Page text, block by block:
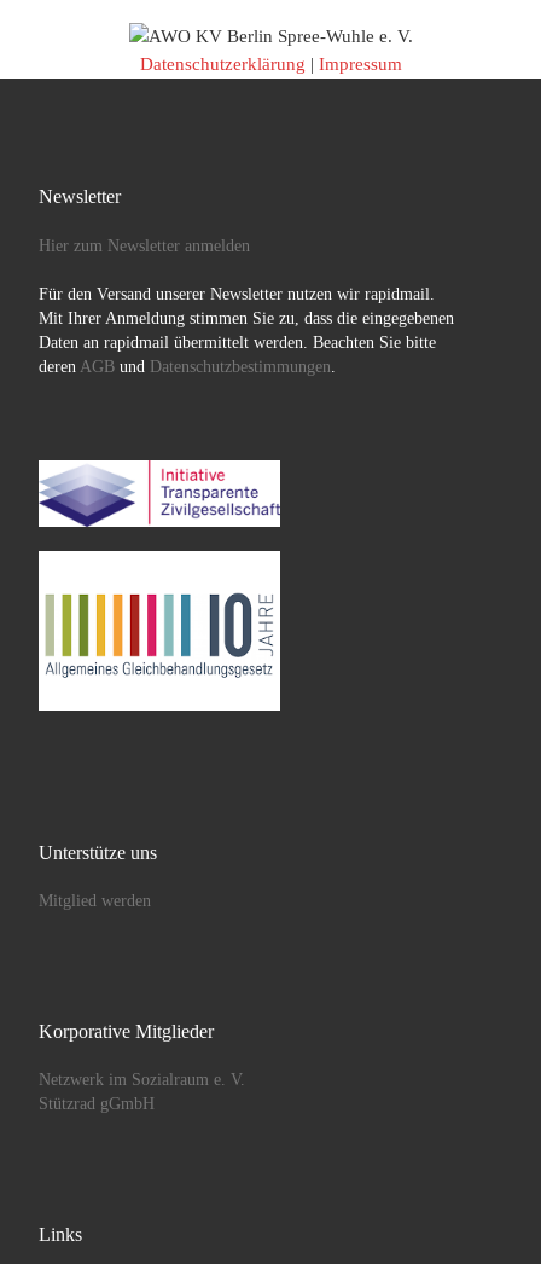
Datenschutzerklärung | Impressum
Newsletter
Hier zum Newsletter anmelden
Für den Versand unserer Newsletter nutzen wir rapidmail.
Mit Ihrer Anmeldung stimmen Sie zu, dass die eingegebenen
Daten an rapidmail übermittelt werden. Beachten Sie bitte
deren AGBund Datenschutzbestimmungen
Unterstütze uns
Mitglied werden
Korporative Mitglieder
Netzwerk im Sozialraum e. V.
Stützrad gGmbH
Links